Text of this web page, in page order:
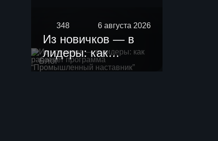
Блог
348 6 августа 2026
Из новичков — в
лидеры: как
работает